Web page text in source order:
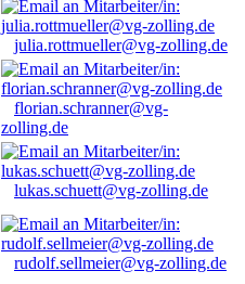
julia.rottmueller@vg-zolling.de
florian.schranner@vg-
zolling.de
lukas.schuett@vg-zolling.de
rudolf.sellmeier@vg-zolling.de